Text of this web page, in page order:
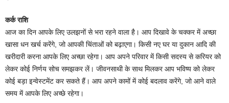
कर्क राशि
आज का दिन आपके लिए उलझनों से भरा रहने वाला है। आप दिखावे के चक्कर में अच्छा
खासा धन खर्च करेंगे, जो आपकी चिंताओं को बढ़ाएगा। किसी नए घर या दुकान आदि की
खरीदारी करना आपके लिए अच्छा रहेगा। आप अपने परिवार में किसी सदस्य से करियर को
लेकर कोई निर्णय सोच समझकर लें। जीवनसाथी के साथ मिलकर आप भविष्य को लेकर
कोई बड़ा इन्वेस्टमेंट कर सकते हैं। आप अपने कामों में कोई बदलाव करेंगे, जो आने वाले
समय में आपके लिए अच्छे रहेगा।